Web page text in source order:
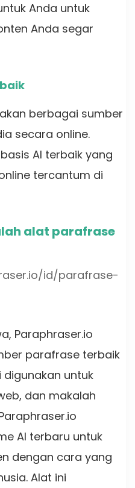
Anda untuk
Anda segar
berbagai sumber
secara online.
AI terbaik yang
tercantum di
alat parafrase
id/parafrase-
Paraphraser.io
parafrase terbaik
untuk
dan makalah
AI terbaru untuk
dengan cara yang
Alat ini